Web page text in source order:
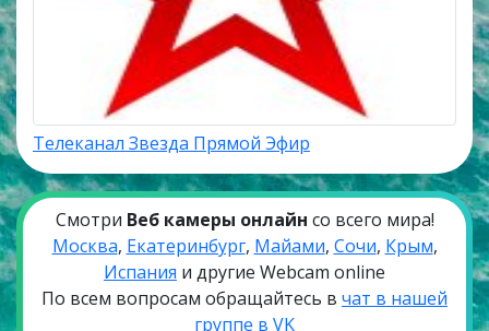
Телеканал Звезда Прямой Эфир
Смотри Веб камеры онлайн со всего мира!
Москва, Екатеринбург, Майами, Сочи, Крым,
Испания и другие Webcam online
По всем вопросам обращайтесь в чат в нашей
группе в VK